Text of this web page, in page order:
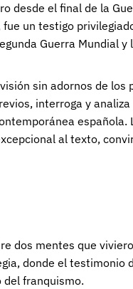
desde el final de la
un testigo
Guerra Mundial y
sin adornos de los
interroga y
española.
al texto,
dos mentes que
donde el testimonio
franquismo.